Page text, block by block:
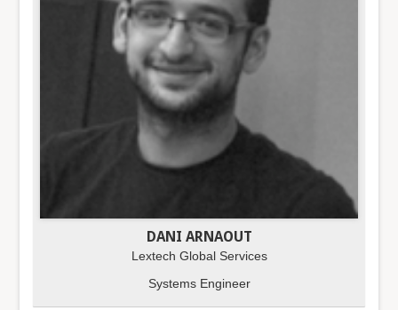
DANI ARNAOUT
Lextech Global Services
Systems Engineer